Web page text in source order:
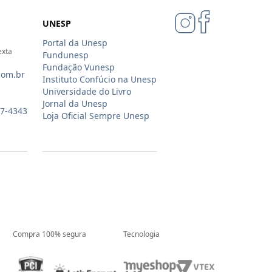
4343
UNESP
Portal da Unesp
Fundunesp
Fundação Vunesp
Instituto Confúcio na Unesp
Universidade do Livro
Jornal da Unesp
Loja Oficial Sempre Unesp
Compra 100% segura Tecnologia